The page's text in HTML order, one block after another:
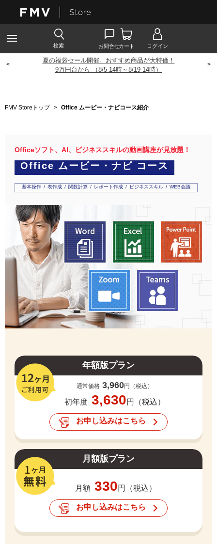
夏の福袋セール開催。おすすめ商品が大特価！
9万円台から （8/5 14時～8/19 14時）
< >
FMV Storeトップ > Office ムービー・ナビコース紹介
Officeソフト、AI、ビジネススキルの動画講座が見放題！
Office ムービー・ナビ コース
基本操作 / 表作成 / 関数計算 / レポート作成 / ビジネススキル / WEB会議
年額版プラン
通常価格3,960円（税込）
初年度3,630円（税込）
お申し込みはこちら
月額版プラン
月額 330円（税込）
お申し込みはこちら